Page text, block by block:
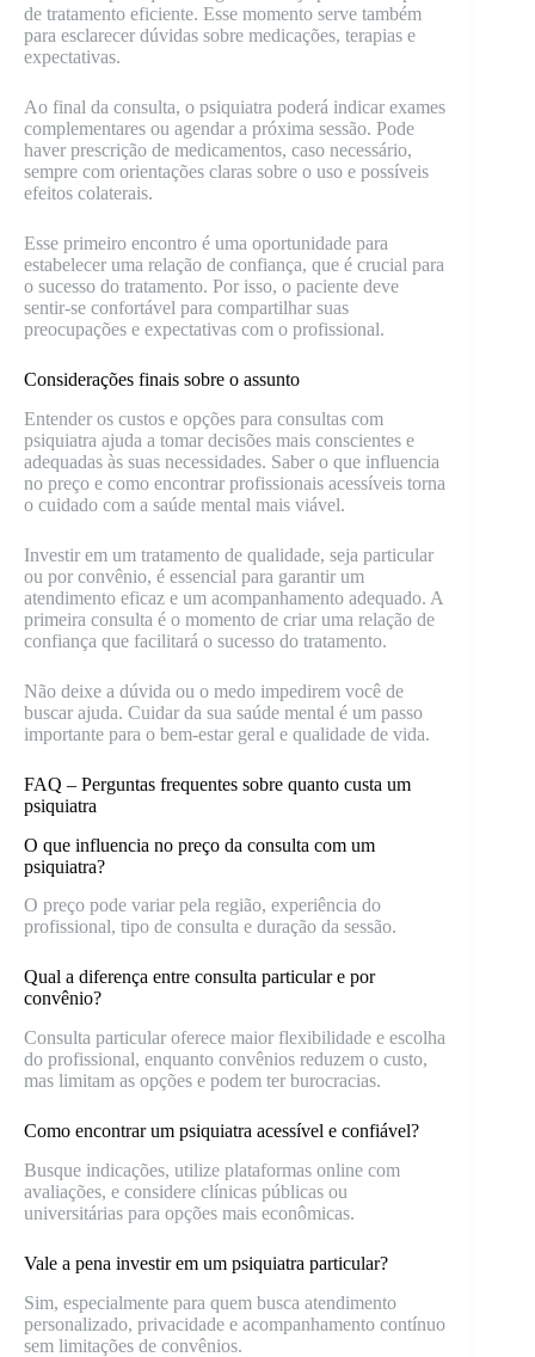
de tratamento eficiente. Esse momento serve também
para esclarecer dúvidas sobre medicações, terapias e
expectativas.
Ao final da consulta, o psiquiatra poderá indicar exames
complementares ou agendar a próxima sessão. Pode
haver prescrição de medicamentos, caso necessário,
sempre com orientações claras sobre o uso e possíveis
efeitos colaterais.
Esse primeiro encontro é uma oportunidade para
estabelecer uma relação de confiança, que é crucial para
o sucesso do tratamento. Por isso, o paciente deve
sentir-se confortável para compartilhar suas
preocupações e expectativas com o profissional.
Considerações finais sobre o assunto
Entender os custos e opções para consultas com
psiquiatra ajuda a tomar decisões mais conscientes e
adequadas às suas necessidades. Saber o que influencia
no preço e como encontrar profissionais acessíveis torna
o cuidado com a saúde mental mais viável.
Investir em um tratamento de qualidade, seja particular
ou por convênio, é essencial para garantir um
atendimento eficaz e um acompanhamento adequado. A
primeira consulta é o momento de criar uma relação de
confiança que facilitará o sucesso do tratamento.
Não deixe a dúvida ou o medo impedirem você de
buscar ajuda. Cuidar da sua saúde mental é um passo
importante para o bem-estar geral e qualidade de vida.
FAQ – Perguntas frequentes sobre quanto custa um
psiquiatra
O que influencia no preço da consulta com um
psiquiatra?
O preço pode variar pela região, experiência do
profissional, tipo de consulta e duração da sessão.
Qual a diferença entre consulta particular e por
convênio?
Consulta particular oferece maior flexibilidade e escolha
do profissional, enquanto convênios reduzem o custo,
mas limitam as opções e podem ter burocracias.
Como encontrar um psiquiatra acessível e confiável?
Busque indicações, utilize plataformas online com
avaliações, e considere clínicas públicas ou
universitárias para opções mais econômicas.
Vale a pena investir em um psiquiatra particular?
Sim, especialmente para quem busca atendimento
personalizado, privacidade e acompanhamento contínuo
sem limitações de convênios.